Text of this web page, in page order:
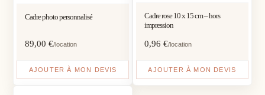
Cadre photo personnalisé
89,00€/location
AJOUTER À MON DEVIS
Cadre rose 10 x 15 cm – hors
impression
0,96 €/location
AJOUTER À MON DEVIS